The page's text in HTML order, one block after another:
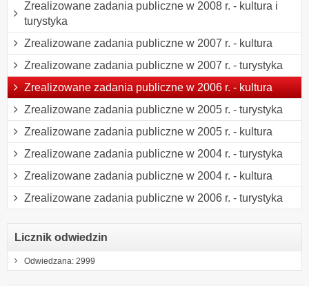
Zrealizowane zadania publiczne w 2008 r. - kultura i
turystyka
Zrealizowane zadania publiczne w 2007 r. - kultura
Zrealizowane zadania publiczne w 2007 r. - turystyka
Zrealizowane zadania publiczne w 2006 r. - kultura
Zrealizowane zadania publiczne w 2005 r. - turystyka
Zrealizowane zadania publiczne w 2005 r. - kultura
Zrealizowane zadania publiczne w 2004 r. - turystyka
Zrealizowane zadania publiczne w 2004 r. - kultura
Zrealizowane zadania publiczne w 2006 r. - turystyka
Licznik odwiedzin
Odwiedzana: 2999